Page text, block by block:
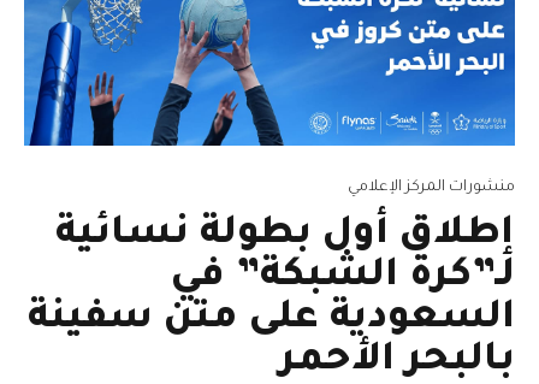
منشورات المركز الإعلامي
إطلاق أول بطولة نسائية
لـ”كرة الشبكة” في
السعودية على متن سفينة
بالبحر الأحمر